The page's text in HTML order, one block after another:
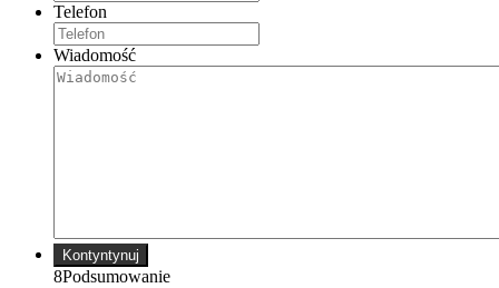
Telefon
Wiadomość
Kontyntynuj
8Podsumowanie